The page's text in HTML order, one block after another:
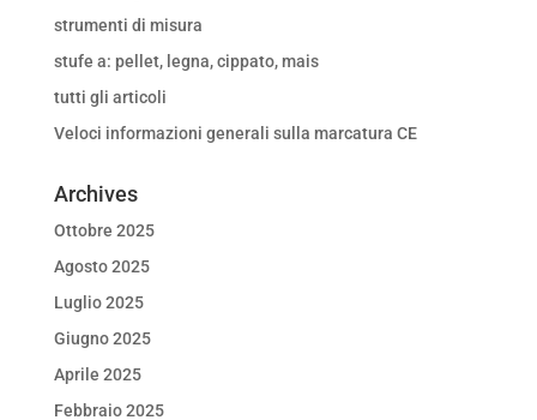
strumenti di misura
stufe a: pellet, legna, cippato, mais
tutti gli articoli
Veloci informazioni generali sulla marcatura CE
Archives
Ottobre 2025
Agosto 2025
Luglio 2025
Giugno 2025
Aprile 2025
Febbraio 2025